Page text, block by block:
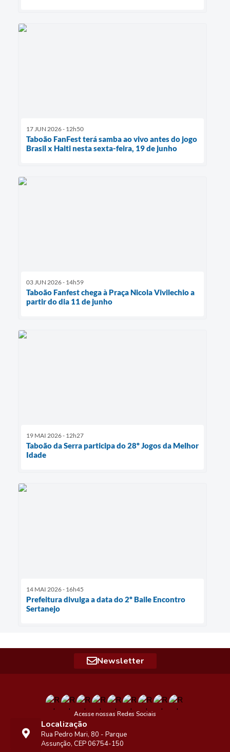
17 JUN 2026 - 12h50
Taboão FanFest terá samba ao vivo antes do jogo
Brasil x Haiti nesta sexta-feira, 19 de junho
03 JUN 2026 - 14h59
Taboão Fanfest chega à Praça Nicola Vivilechio a
partir do dia 11 de junho
19 MAI 2026 - 12h27
Taboão da Serra participa do 28º Jogos da Melhor
Idade
14 MAI 2026 - 16h45
Prefeitura divulga a data do 2º Baile Encontro
Sertanejo
Newsletter
Acesse nossas Redes Sociais
Localização
Rua Pedro Mari, 80 - Parque
Assunção, CEP 06754-150